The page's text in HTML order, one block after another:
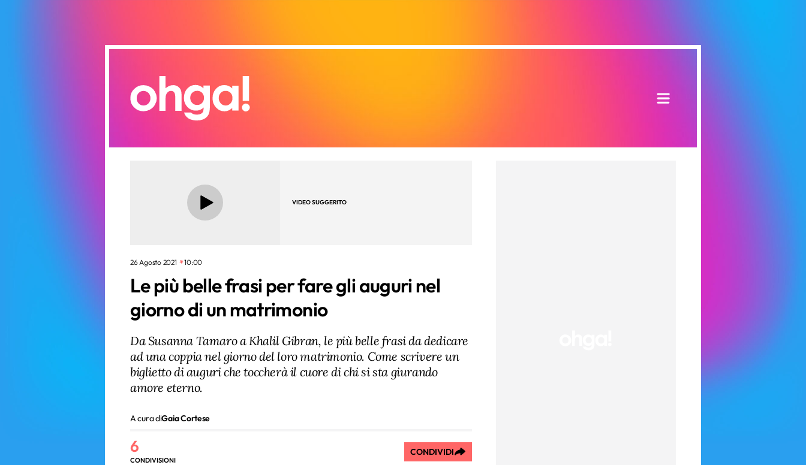
VIDEO SUGGERITO
26 Agosto 2021 10:00
Le più belle frasi per fare gli auguri nel
giorno di un matrimonio
Da Susanna Tamaro a Khalil Gibran, le più belle frasi da dedicare
ad una coppia nel giorno del loro matrimonio. Come scrivere un
biglietto di auguri che toccherà il cuore di chi si sta giurando
amore eterno.
A cura diGaia Cortese
6
CONDIVISIONI
CONDIVIDI